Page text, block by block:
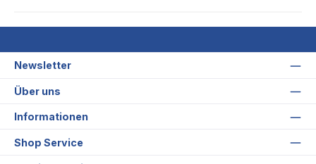
Newsletter
Über uns
Informationen
Shop Service